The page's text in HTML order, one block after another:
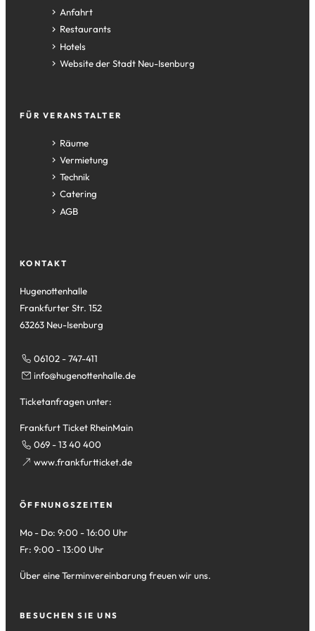
gewünschten
springen.
Anfahrt
Restaurants
Hotels
Website der Stadt Neu-Isenburg
(Öffnet
neuen
FÜR VERANSTALTER
Räume
Vermietung
Technik
Catering
AGB
KONTAKT
Hugenottenhalle
Frankfurter Str. 152
63263 Neu-Isenburg
06102 - 747-411
info
hugenottenhalle de
Ticketanfragen unter:
Frankfurt Ticket RheinMain
069 - 13 40 400
www.frankfurtticket.de
(Öffnet
Tab)
ÖFFNUNGSZEITEN
Mo - Do: 9:00 - 16:00 Uhr
Fr: 9:00 - 13:00 Uhr
Über eine Terminvereinbarung freuen wir uns.
BESUCHEN SIE UNS